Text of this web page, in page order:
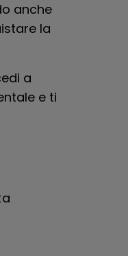
anche
la
a
e ti